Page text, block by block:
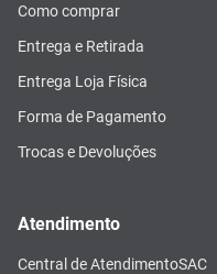
Como comprar
Entrega e Retirada
Entrega Loja Física
Forma de Pagamento
Trocas e Devoluções
Atendimento
Central de AtendimentoSAC